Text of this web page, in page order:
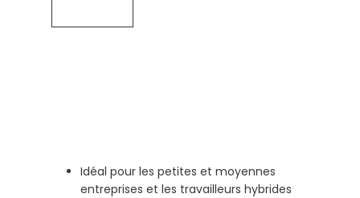
Idéal pour les petites et moyennes
entreprises et les travailleurs hybrides